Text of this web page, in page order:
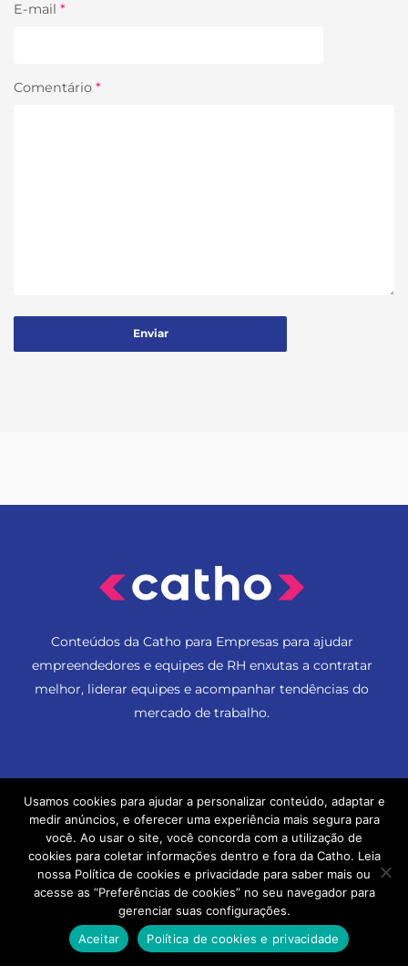
E-mail *
Comentário *
Conteúdos da Catho para Empresas para ajudar
empreendedores e equipes de RH enxutas a contratar
melhor, liderar equipes e acompanhar tendências do
mercado de trabalho.
Materiais Gratuitos
Recrutamento e Seleção
Cultura Organizacional
Gestão de pessoas
Agenda de Eventos
Usamos cookies para ajudar a personalizar conteúdo, adaptar e
medir anúncios, e oferecer uma experiência mais segura para
você. Ao usar o site, você concorda com a utilização de
cookies para coletar informações dentro e fora da Catho. Leia
nossa Política de cookies e privacidade para saber mais ou
acesse as “Preferências de cookies” no seu navegador para
gerenciar suas configurações.
Aceitar
Política de cookies e privacidade